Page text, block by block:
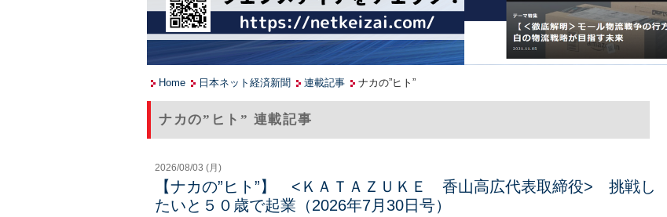
Home 日本ネット経済新聞 連載記事 ナカの”ヒト”
ナカの”ヒト” 連載記事
2026/08/03 (月)
【ナカの”ヒト”】 <ＫＡＴＡＺＵＫＥ 香山高広代表取締役> 挑戦し
たいと５０歳で起業（2026年7月30日号）